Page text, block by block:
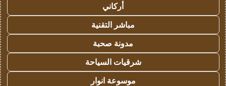
أركاني
مباشر التقنية
مدونة صحبة
شرقيات السياحة
موسوعة انوار